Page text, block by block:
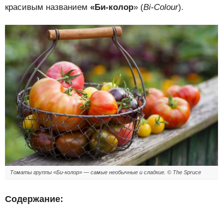
красивым названием «Би-колор» (Bi-Colour).
Томаты группы «Би-колор» — самые необычные и сладкие. © The Spruce
Содержание: